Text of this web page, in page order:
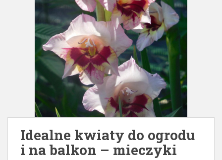
Idealne kwiaty do ogrodu
i na balkon – mieczyki